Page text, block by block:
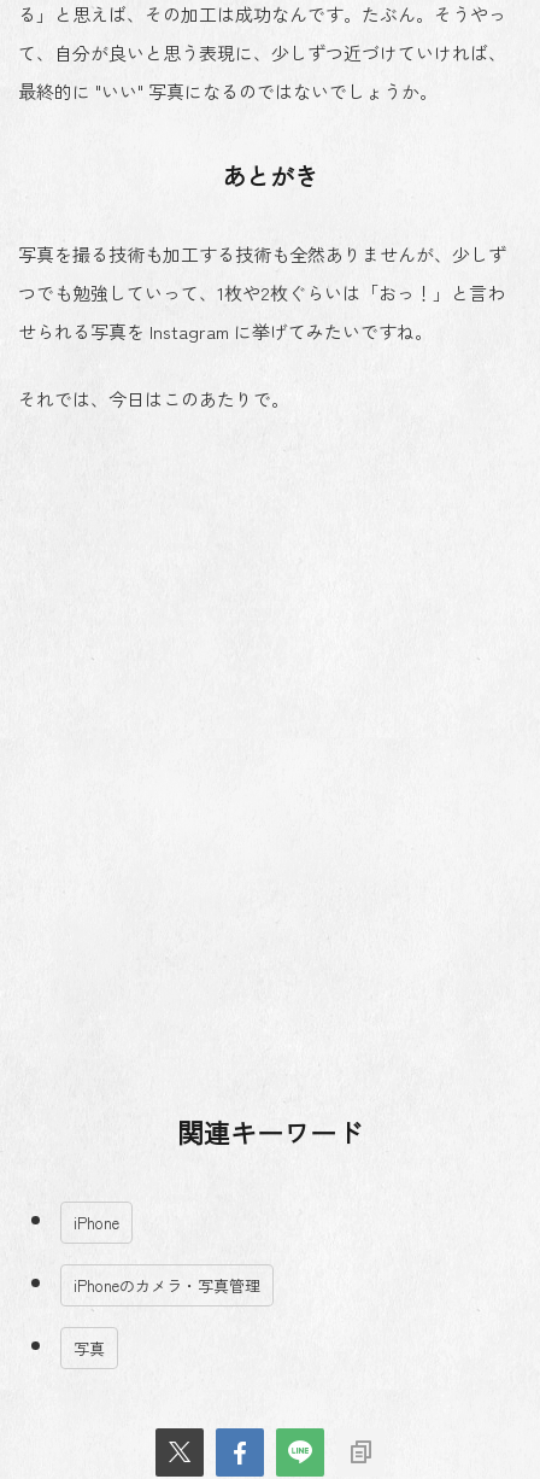
る」と思えば、その加工は成功なんです。たぶん。そうやっ
て、自分が良いと思う表現に、少しずつ近づけていければ、
最終的に "いい" 写真になるのではないでしょうか。
あとがき
写真を撮る技術も加工する技術も全然ありませんが、少しず
つでも勉強していって、1枚や2枚ぐらいは「おっ！」と言わ
せられる写真を Instagram に挙げてみたいですね。
それでは、今日はこのあたりで。
関連キーワード
iPhone
iPhoneのカメラ・写真管理
写真